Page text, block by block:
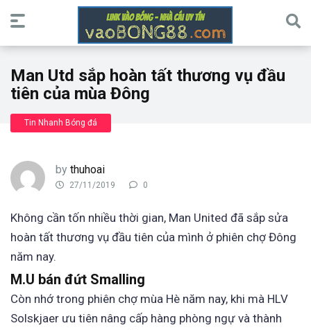
Man Utd sắp hoàn tất thương vụ đầu
tiên của mùa Đông
Tin Nhanh Bóng đá
by thuhoai
27/11/2019 0
Không cần tốn nhiều thời gian, Man United đã sắp sửa
hoàn tất thương vụ đầu tiên của mình ở phiên chợ Đông
năm nay.
M.U bán đứt Smalling
Còn nhớ trong phiên chợ mùa Hè năm nay, khi mà HLV
Solskjaer ưu tiên nâng cấp hàng phòng ngự và thành